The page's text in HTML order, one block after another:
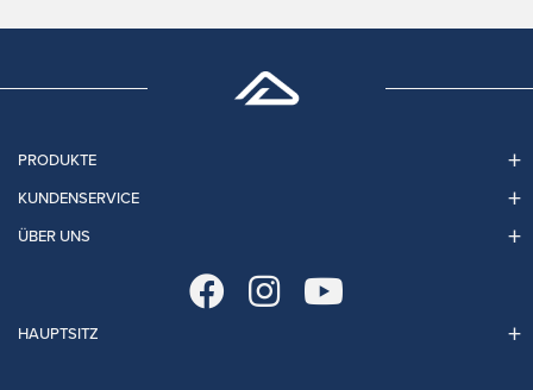
PRODUKTE
KUNDENSERVICE
ÜBER UNS
HAUPTSITZ